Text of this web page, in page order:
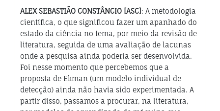
ALEX SEBASTIÃO CONSTÂNCIO [ASC] : A metodologia
científica, o que significou fazer um apanhado do
estado da ciência no tema, por meio da revisão de
literatura, seguida de uma avaliação de lacunas
onde a pesquisa ainda poderia ser desenvolvida.
Foi nesse momento que percebemos que a
proposta de Ekman (um modelo individual de
detecção) ainda não havia sido experimentada. A
partir disso, passamos a procurar, na literatura,